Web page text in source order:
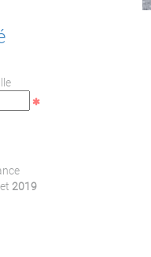
et 2019